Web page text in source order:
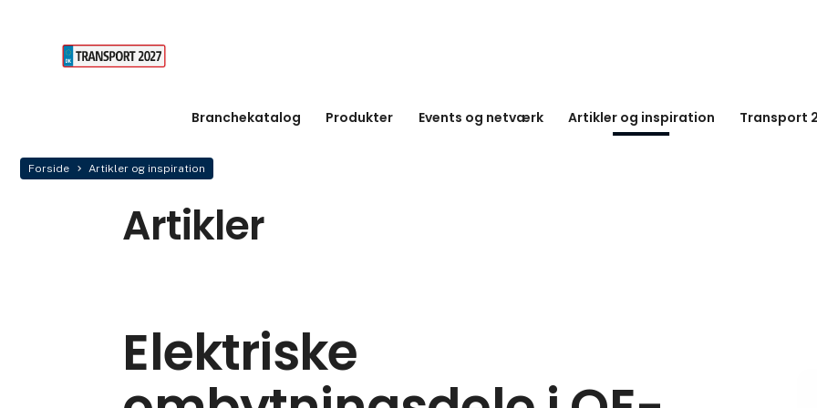
Branchekatalog Produkter Events og netværk Artikler og inspiration Transport
Forside Artikler og inspiration
Artikler
Elektriske